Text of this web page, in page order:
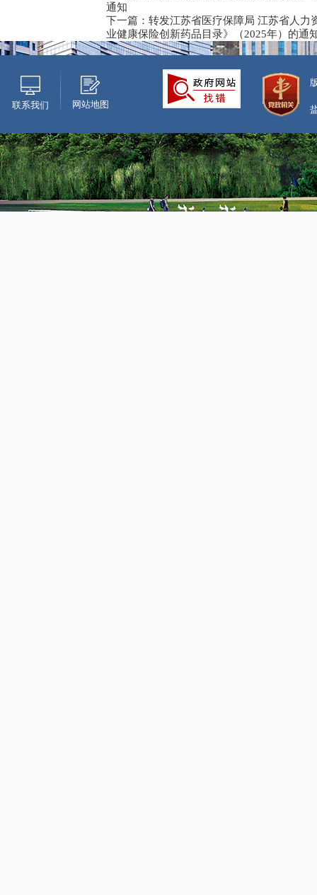
通知
下一篇：转发江苏省医疗保障局 江苏省人
业健康保险创新药品目录》（2025年）的通
联系我们 网站地图